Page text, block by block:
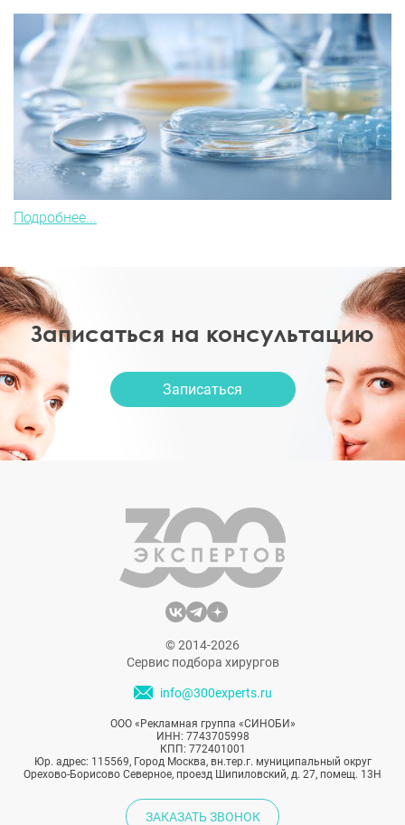
Подробнее...
Записаться на консультацию
Записаться
© 2014-2026
Сервис подбора хирургов
info@300experts.ru
ООО «Рекламная группа «СИНОБИ»
ИНН: 7743705998
КПП: 772401001
Юр. адрес: 115569, Город Москва, вн.тер.г. муниципальный округ
Орехово-Борисово Северное, проезд Шипиловский, д. 27, помещ. 13Н
ЗАКАЗАТЬ ЗВОНОК